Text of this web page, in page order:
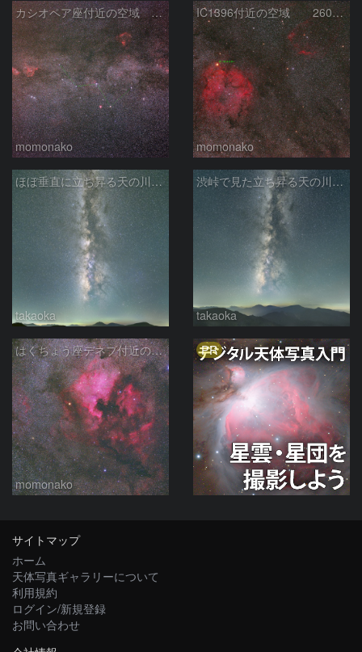
カシオペア座付近の空域 260720
momonako
IC1396付近の空域 260720
momonako
ほぼ垂直に立ち昇る天の川銀河
takaoka
渋峠で見た立ち昇る天の川銀河
takaoka
はくちょう座デネブ付近の空域 260720
momonako
PR
サイトマップ
ホーム
天体写真ギャラリーについて
利用規約
ログイン/新規登録
お問い合わせ